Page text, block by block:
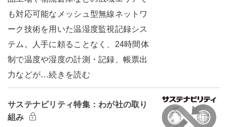
も対応可能なメッシュ型無線ネットワ
ーク技術を用いた温湿度監視記録シス
テム。人手に頼ることなく、24時間体
制で温度や湿度の計測・記録、帳票出
力などが…続きを読む
サステナビリティ特集：わが社の取り
組み